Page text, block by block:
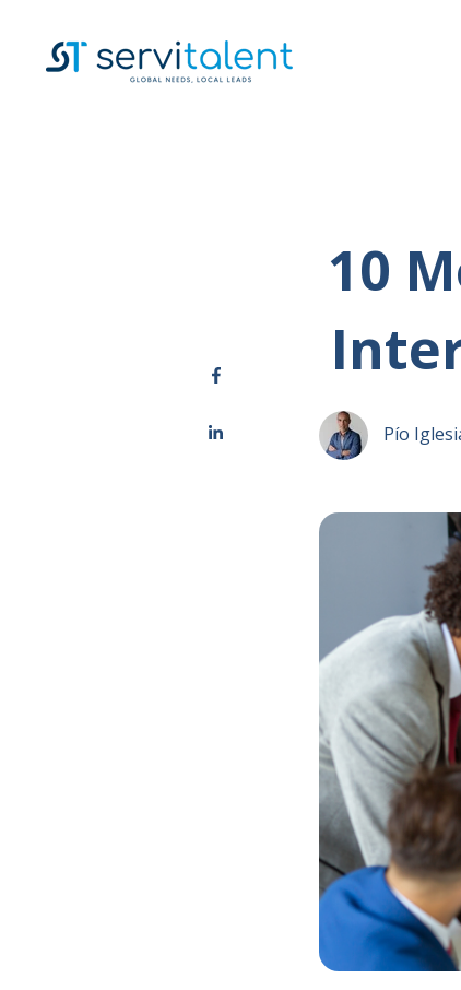
10
Pío